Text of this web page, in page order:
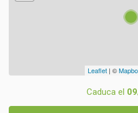
Leaflet | ©
Caduca el